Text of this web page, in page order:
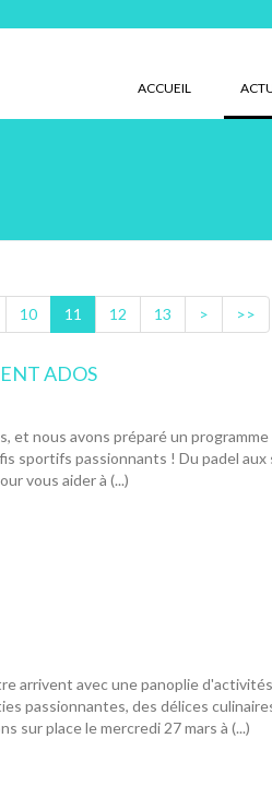
ACCUEIL
10 11 12 13 > >>
ADOS
et nous avons préparé un
sportifs passionnants ! Du padel
vous aider à (...)
arrivent avec une panoplie
passionnantes, des délices
sur place le mercredi 27 mars à (...)